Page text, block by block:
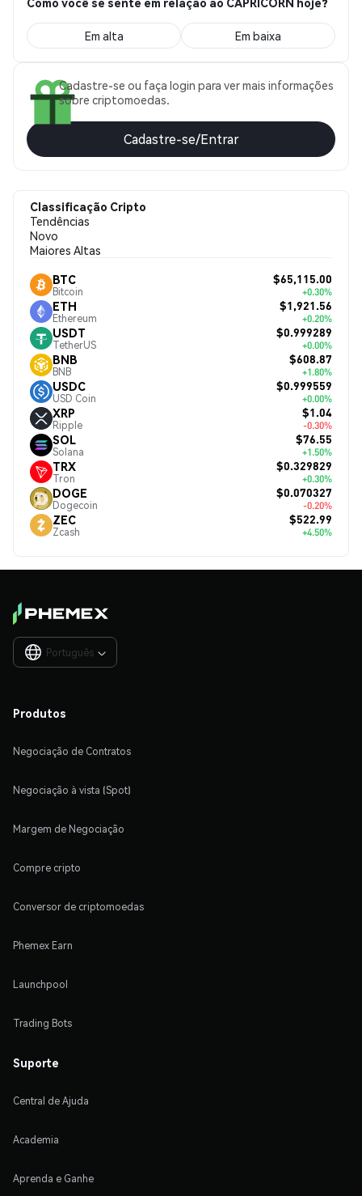
Em alta Em baixa
Cadastre-se ou faça login para ver mais informações
sobre criptomoedas.
Cadastre-se/Entrar
Classificação Cripto
Tendências
Novo
Maiores Altas
BTC
Bitcoin
$65,115.00
+0.30%
ETH
Ethereum
$1,921.56
+0.20%
USDT
TetherUS
$0.999289
+0.00%
BNB
BNB
$608.87
+1.80%
USDC
USD Coin
$0.999559
+0.00%
XRP
Ripple
$1.04
-0.30%
SOL
Solana
$76.55
+1.50%
TRX
Tron
$0.329829
+0.30%
DOGE
Dogecoin
$0.070327
-0.20%
ZEC
Zcash
$522.99
+4.50%
Português 
Produtos
Negociação de Contratos
Negociação à vista (Spot)
Margem de Negociação
Compre cripto
Conversor de criptomoedas
Phemex Earn
Launchpool
Trading Bots
Suporte
Central de Ajuda
Academia
Aprenda e Ganhe